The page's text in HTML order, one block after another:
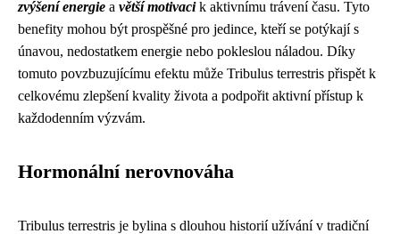
zvýšení energie a větší motivacik aktivnímu trávení času. Tyto
benefity mohou být prospěšné pro jedince, kteří se potýkají s
únavou, nedostatkem energie nebo pokleslou náladou. Díky
tomuto povzbuzujícímu efektu může Tribulus terrestris přispět k
celkovému zlepšení kvality života a podpořit aktivní přístup k
každodenním výzvám.
Hormonální nerovnováha
Tribulus terrestris je bylina s dlouhou historií užívání v tradiční